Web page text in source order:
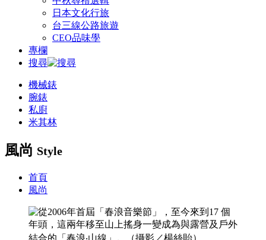
日本文化行旅
台三線公路旅遊
CEO品味學
專欄
搜尋
機械錶
腕錶
私廚
米其林
風尚 Style
首頁
風尚